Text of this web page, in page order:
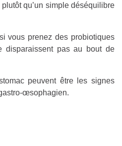
qu’un simple déséquilibre
vous prenez des probiotiques
disparaissent pas au bout de
peuvent être les signes
œsophagien.